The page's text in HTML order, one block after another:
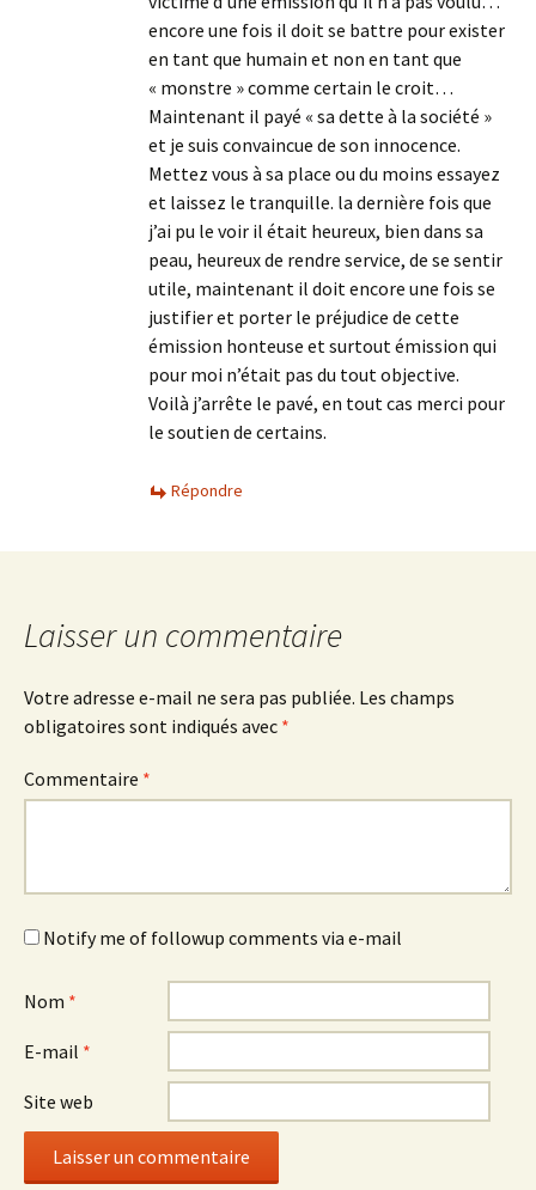
encore une fois il doit se battre pour exister
en tant que humain et non en tant que
« monstre » comme certain le croit…
Maintenant il payé « sa dette à la société »
et je suis convaincue de son innocence.
Mettez vous à sa place ou du moins essayez
et laissez le tranquille. la dernière fois que
j’ai pu le voir il était heureux, bien dans sa
peau, heureux de rendre service, de se sentir
utile, maintenant il doit encore une fois se
justifier et porter le préjudice de cette
émission honteuse et surtout émission qui
pour moi n’était pas du tout objective.
Voilà j’arrête le pavé, en tout cas merci pour
le soutien de certains.
Répondre
Laisser un commentaire
Votre adresse e-mail ne sera pas publiée. Les champs
obligatoires sont indiqués avec *
Commentaire *
Notify me of followup comments via e-mail
Nom *
E-mail *
Site web